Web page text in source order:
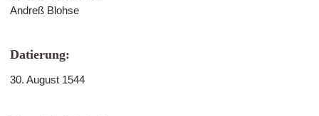
Andreß Blohse
Datierung:
30. August 1544